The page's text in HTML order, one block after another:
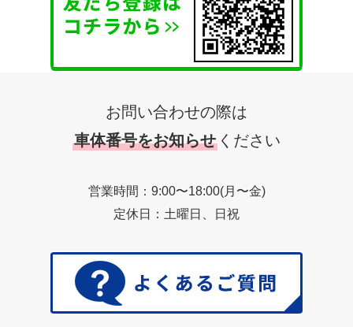
お問い合わせの際は
車体番号をお知らせ ください
営業時間：9:00〜18:00(月〜金)
定休日：土曜日、日祝